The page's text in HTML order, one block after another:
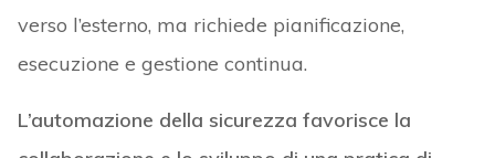
verso l’esterno, ma richiede pianificazione,
esecuzione e gestione continua.
L’automazione della sicurezza favorisce la